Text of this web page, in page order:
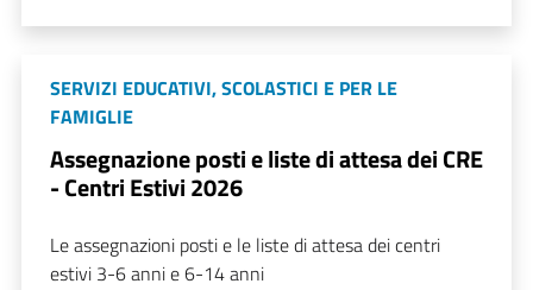
SERVIZI EDUCATIVI, SCOLASTICI E PER LE
FAMIGLIE
Assegnazione posti e liste di attesa dei CRE
- Centri Estivi 2026
Le assegnazioni posti e le liste di attesa dei centri
estivi 3-6 anni e 6-14 anni